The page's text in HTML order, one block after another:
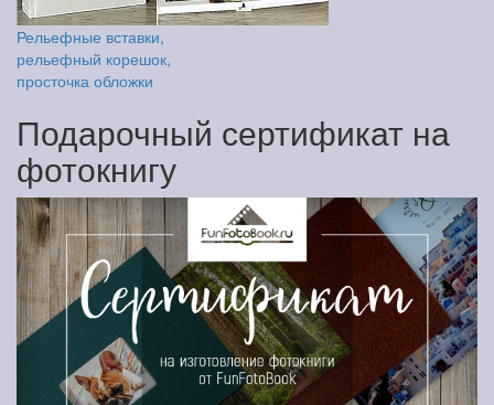
Рельефные вставки,
рельефный корешок,
просточка обложки
Подарочный сертификат на
фотокнигу